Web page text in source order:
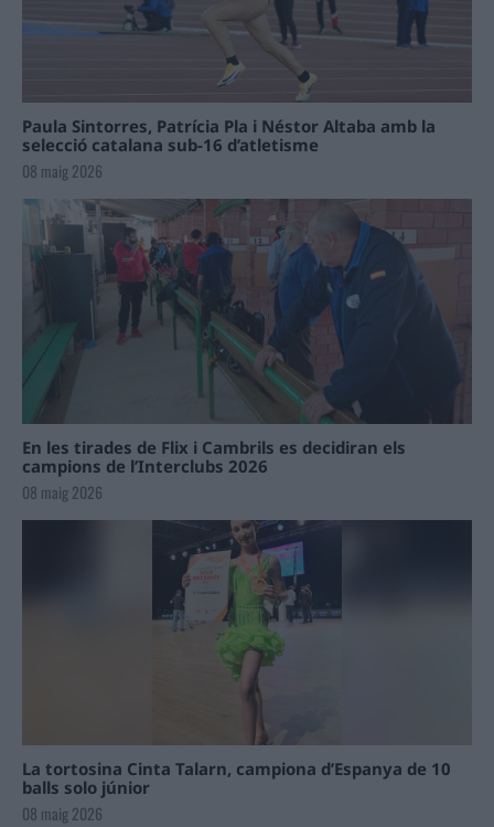
Paula Sintorres, Patrícia Pla i Néstor Altaba amb la
selecció catalana sub-16 d’atletisme
08 maig 2026
En les tirades de Flix i Cambrils es decidiran els
campions de l’Interclubs 2026
08 maig 2026
La tortosina Cinta Talarn, campiona d’Espanya de 10
balls solo júnior
08 maig 2026